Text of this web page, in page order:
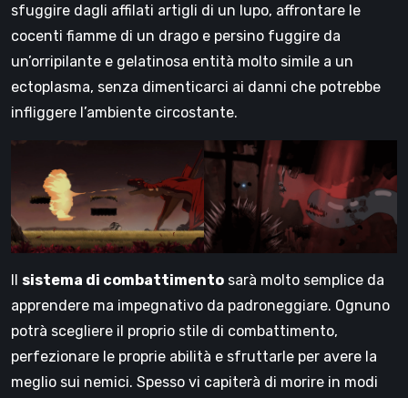
sfuggire dagli affilati artigli di un lupo, affrontare le
cocenti fiamme di un drago e persino fuggire da
un’orripilante e gelatinosa entità molto simile a un
ectoplasma, senza dimenticarci ai danni che potrebbe
infliggere l’ambiente circostante.
Il sistema di combattimento sarà molto semplice da
apprendere ma impegnativo da padroneggiare. Ognuno
potrà scegliere il proprio stile di combattimento,
perfezionare le proprie abilità e sfruttarle per avere la
meglio sui nemici. Spesso vi capiterà di morire in modi